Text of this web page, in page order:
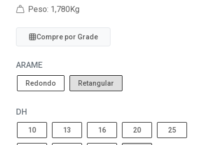
Peso: 1,780Kg
Compre por Grade
ARAME
Redondo Retangular
DH
10 13 16 20 25